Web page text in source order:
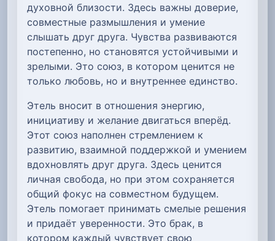
духовной близости. Здесь важны доверие,
совместные размышления и умение
слышать друг друга. Чувства развиваются
постепенно, но становятся устойчивыми и
зрелыми. Это союз, в котором ценится не
только любовь, но и внутреннее единство.
Этель вносит в отношения энергию,
инициативу и желание двигаться вперёд.
Этот союз наполнен стремлением к
развитию, взаимной поддержкой и умением
вдохновлять друг друга. Здесь ценится
личная свобода, но при этом сохраняется
общий фокус на совместном будущем.
Этель помогает принимать смелые решения
и придаёт уверенности. Это брак, в
котором каждый чувствует свою